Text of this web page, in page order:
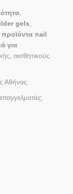
gels,
προϊόντα nail
για
αισθητικούς
Αθήνας.